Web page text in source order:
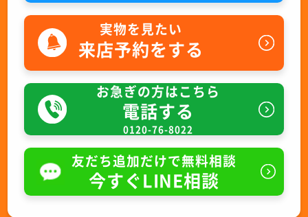
実物を見たい
来店予約をする
お急ぎの方はこちら
電話する
0120-76-8022
友だち追加だけで無料相談
今すぐLINE相談